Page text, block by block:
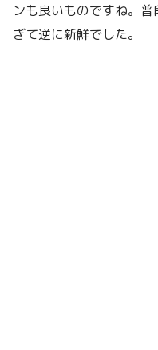
ンも良いものですね。
ぎて逆に新鮮でした。